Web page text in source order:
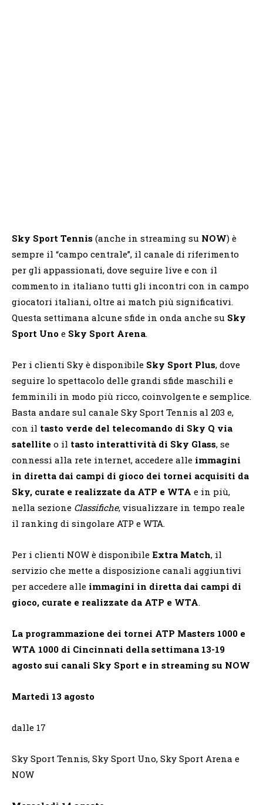
Sky Sport Tennis (anche in streaming su NOW) è
sempre il “campo centrale”, il canale di riferimento
per gli appassionati, dove seguire live e con il
commento in italiano tutti gli incontri con in campo
giocatori italiani, oltre ai match più significativi.
Questa settimana alcune sfide in onda anche su Sky
Sport Uno e Sky Sport Arena.
Per i clienti Sky è disponibile Sky Sport Plus, dove
seguire lo spettacolo delle grandi sfide maschili e
femminili in modo più ricco, coinvolgente e semplice.
Basta andare sul canale Sky Sport Tennis al 203 e,
con il tasto verde del telecomando di Sky Q via
satellite o il tasto interattività di Sky Glass, se
connessi alla rete internet, accedere alle immagini
in diretta dai campi di gioco dei tornei acquisiti da
Sky, curate e realizzate da ATP e WTA e in più,
nella sezione Classifiche, visualizzare in tempo reale
il ranking di singolare ATP e WTA.
Per i clienti NOW è disponibile Extra Match, il
servizio che mette a disposizione canali aggiuntivi
per accedere alle immagini in diretta dai campi di
gioco, curate e realizzate da ATP e WTA.
La programmazione dei tornei ATP Masters 1000 e
WTA 1000 di Cincinnati della settimana 13-19
agosto sui canali Sky Sport e in streaming su NOW
Martedì 13 agosto
dalle 17
Sky Sport Tennis, Sky Sport Uno, Sky Sport Arena e
NOW